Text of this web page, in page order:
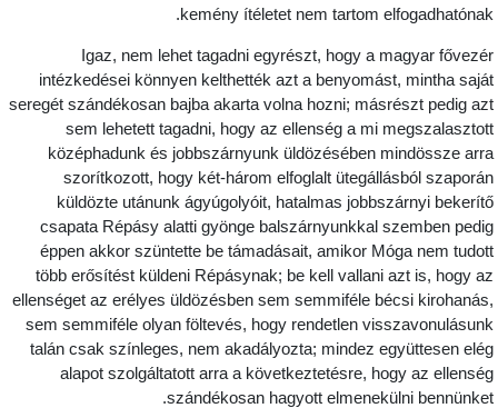
kemény ítéletet nem tartom
Igaz, nem lehet tagadni egyrészt, hogy a magyar
intézkedései könnyen kelthették azt a benyomást, mintha
seregét szándékosan bajba akarta volna hozni; másrészt pedig
sem lehetett tagadni, hogy az ellenség a mi
középhadunk és jobbszárnyunk üldözésében mindössze
szorítkozott, hogy két-három elfoglalt ütegállásból
küldözte utánunk ágyúgolyóit, hatalmas jobbszárnyi
csapata Répásy alatti gyönge balszárnyunkkal szemben
éppen akkor szüntette be támadásait, amikor Móga nem
több erősítést küldeni Répásynak; be kell vallani azt is, hogy
ellenséget az erélyes üldözésben sem semmiféle bécsi
sem semmiféle olyan föltevés, hogy rendetlen
talán csak színleges, nem akadályozta; mindez együttesen
alapot szolgáltatott arra a következtetésre, hogy az
szándékosan hagyott elmenekülni